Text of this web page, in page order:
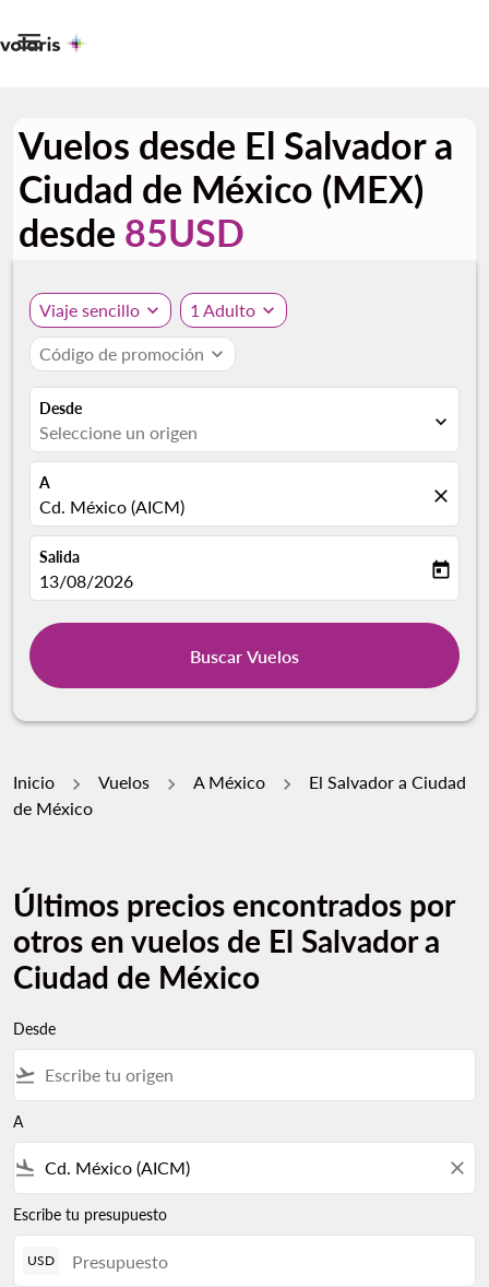

Vuelos desde El Salvador a
Ciudad de México (MEX)
desde 85USD
Viaje sencillo expand_more 1 Adulto expand_more
Código de promoción expand_more
Desde
Seleccione un origen expand_more
A
Cd. México (AICM) close
Salida
fc-booking-departure-date-aria-label
13/08/2026 today
Buscar Vuelos
Inicio Vuelos A México
El Salvador a Ciudad
de México
Últimos precios encontrados por
otros en vuelos de El Salvador a
Ciudad de México
Desde
flight_takeoff
A
flight_land close
Escribe tu presupuesto
USD